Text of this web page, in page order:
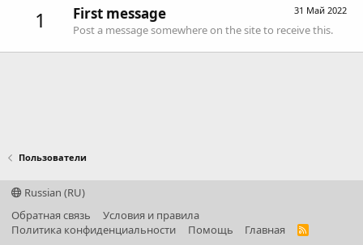
1 31 Май 2022
First message
Post a message somewhere on the site to receive this.
Пользователи
Russian (RU)
Обратная связь
Условия и правила
Политика конфиденциальности
Помощь Главная
R